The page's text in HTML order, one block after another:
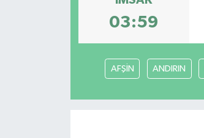
03:59
AFŞİN ANDIRIN